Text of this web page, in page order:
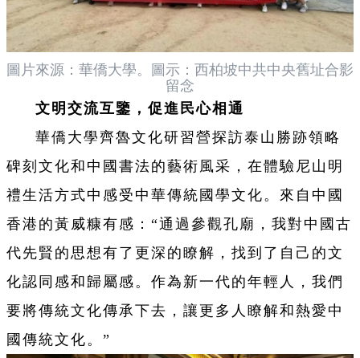
圖片來源：華僑大學。圖示：西柏坡中共中央舊址合影
留念
文明交流互鑒，促進民心相通
華僑大學齊魯文化研習營探訪泰山勝跡領略
碑刻文化和中國書法的藝術風采，在體驗尼山明
禮生活方式中感受中華傳統國學文化。來自中國
香港的黃威糠有感：“通過參觀孔廟，我對中國古
代先賢的思想有了更深的瞭解，找到了自己的文
化認同感和歸屬感。作為新一代的年輕人，我們
要將傳統文化傳承下去，讓更多人瞭解和熱愛中
國傳統文化。”